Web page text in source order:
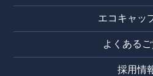
エコキャッ
よくある
採用情